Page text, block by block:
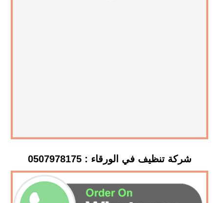
شركة تنظيف في الورقاء : 0507978175